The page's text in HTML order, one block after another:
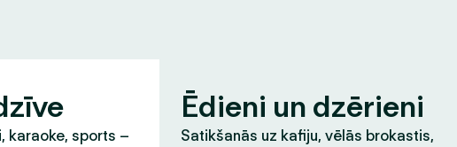
karaoke, sports –
Ēdieni un dzērieni
Satikšanās uz kafiju, vēlās brokastis,